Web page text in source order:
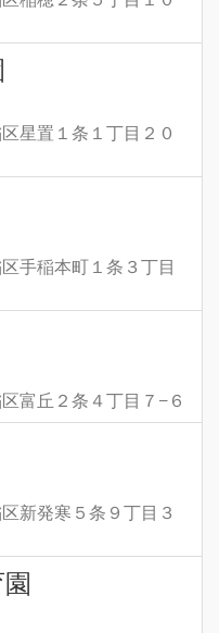
星置１条１丁目２０
手稲本町１条３丁目
富丘２条４丁目７−６
新発寒５条９丁目３